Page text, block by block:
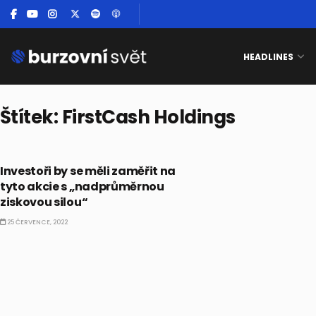
HEADLINES
Štítek: FirstCash Holdings
Investoři by se měli zaměřit na
tyto akcie s „nadprůměrnou
ziskovou silou“
25 ČERVENCE, 2022